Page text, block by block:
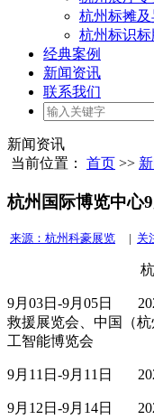
杭州标摊
杭州标识标
经典案例
新闻资讯
联系我们
新闻资讯
当前位置： 首页 >>
杭州国际博览中心
来源：杭州科豪展览 | 关
杭州国际博览
9月03日-9月05日
救援展览会、中国（
工智能博览会
9月11日-9月11日
9月12日-9月14日